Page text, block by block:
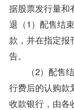
据股票发行量和
退（1）配售结
款，并在指定报
告。
（2）配售结
行费后的认购款
收款银行，由各